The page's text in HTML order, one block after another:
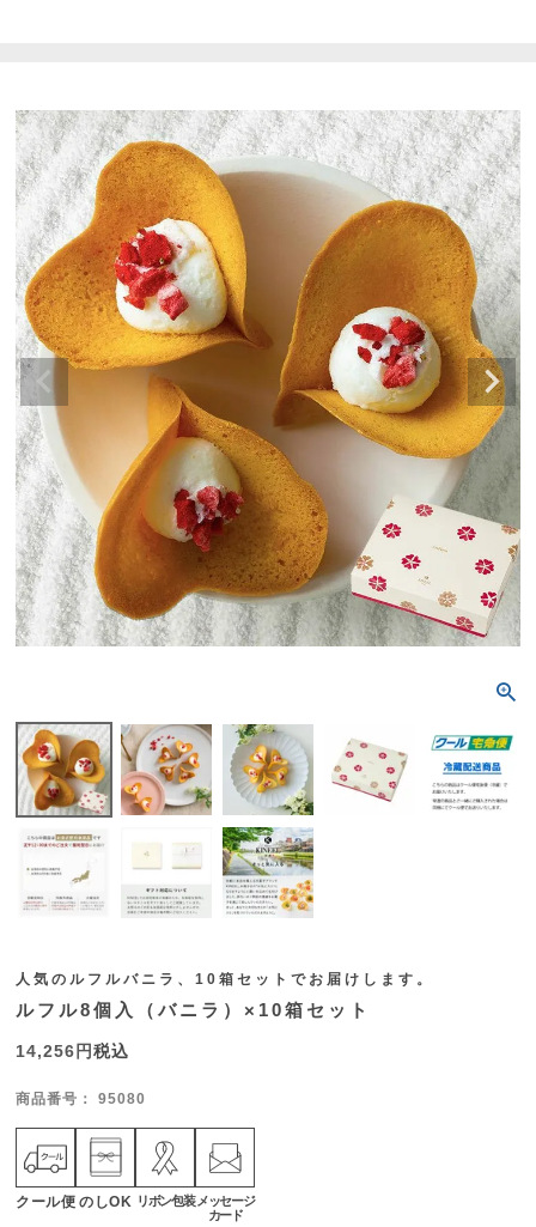
人気のルフルバニラ、10箱セットでお届けします。
ルフル8個入（バニラ）×10箱セット
14,256 税込
商品番号 95080
クール便 のしOK リボン包装メッセージ
カード